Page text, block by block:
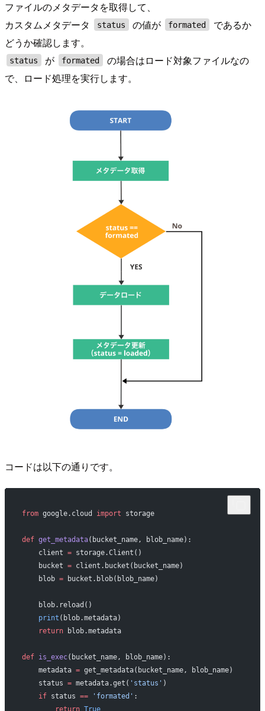
ファイルのメタデータを取得して、
カスタムメタデータ
status の値が formated
であるか
どうか確認します。
status が formated
の場合はロード対象ファイルなの
で、ロード処理を実行します。
コードは以下の通りです。
from google.cloud import storage
def get_metadata(bucket_name, blob_name):
    client
= storage.Client()
    bucket
= client.bucket(bucket_name)
    blob
= bucket.blob(blob_name)
    blob.reload()
    print
(blob.metadata)
    return
blob.metadata
def is_exec(bucket_name, blob_name):
    metadata
= get_metadata(bucket_name, blob_name)
    status
= metadata.get( 'status' )
    if
status == 'formated' :
        return
True